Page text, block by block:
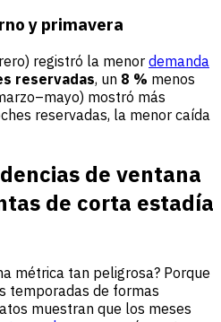
y primavera
registró la menor demanda
reservadas, un 8 % menos
mostró más
reservadas, la menor caída
de ventana
de corta estadía
métrica tan peligrosa? Porque
temporadas de formas
muestran que los meses